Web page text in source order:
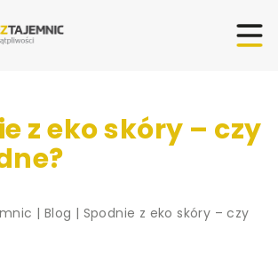
z eko skóry – czy
| Blog | Spodnie z eko skóry – czy